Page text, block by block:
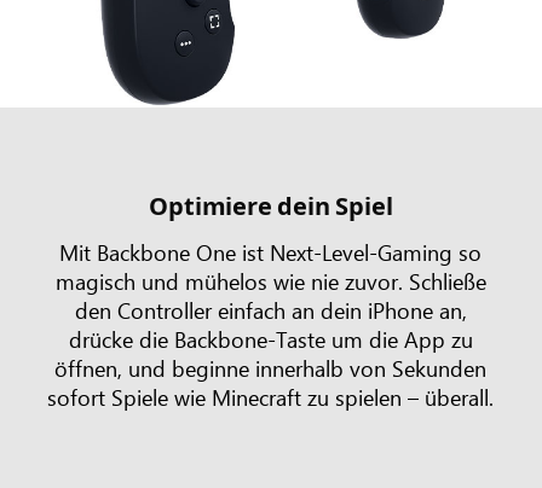
Optimiere dein Spiel
Mit Backbone One ist Next-Level-Gaming so
magisch und mühelos wie nie zuvor. Schließe
den Controller einfach an dein iPhone an,
drücke die Backbone-Taste um die App zu
öffnen, und beginne innerhalb von Sekunden
sofort Spiele wie Minecraft zu spielen – überall.